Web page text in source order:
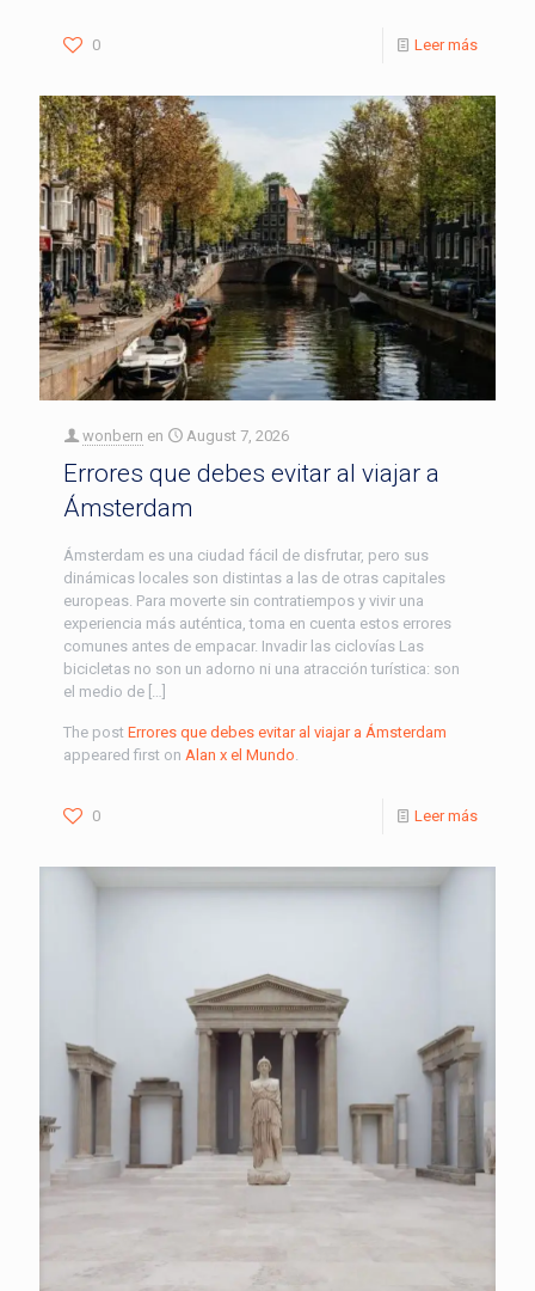
0 Leer más
wonbern en August 7, 2026
Errores que debes evitar al viajar a
Ámsterdam
Ámsterdam es una ciudad fácil de disfrutar, pero sus
dinámicas locales son distintas a las de otras capitales
europeas. Para moverte sin contratiempos y vivir una
experiencia más auténtica, toma en cuenta estos errores
comunes antes de empacar. Invadir las ciclovías Las
bicicletas no son un adorno ni una atracción turística: son
el medio de […]
The post Errores que debes evitar al viajar a Ámsterdam
appeared first on Alan x el Mundo.
0 Leer más